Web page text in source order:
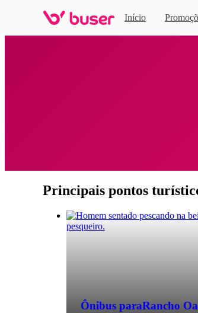
Início
Home
Principais pontos
Ônibus paraRancho